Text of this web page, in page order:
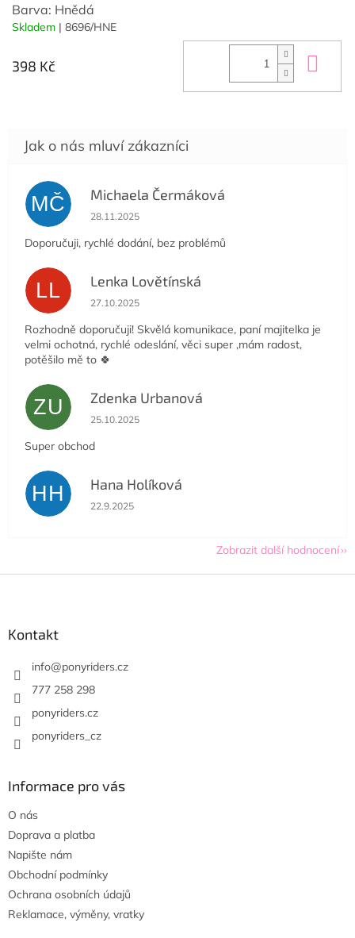
Barva: Hnědá
Skladem | 8696/HNE
398 Kč
MČ Michaela Čermáková
Hodnocení obchodu je 5 z 5 hvězdiček.
28.11.2025
Doporučuji, rychlé dodání, bez problémů
LL Lenka Lovětínská
Hodnocení obchodu je 5 z 5 hvězdiček.
27.10.2025
Rozhodně doporučuji! Skvělá komunikace, paní majitelka je
velmi ochotná, rychlé odeslání, věci super ,mám radost,
potěšilo mě to 🍀
ZU Zdenka Urbanová
Hodnocení obchodu je 5 z 5 hvězdiček.
25.10.2025
Super obchod
HH Hana Holíková
Hodnocení obchodu je 5 z 5 hvězdiček.
22.9.2025
Zobrazit další hodnocení
Kontakt
info@ponyriders.cz
777 258 298
ponyriders.cz
ponyriders_cz
Informace pro vás
O nás
Doprava a platba
Napište nám
Obchodní podmínky
Ochrana osobních údajů
Reklamace, výměny, vratky